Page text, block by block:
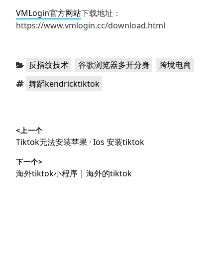
VMLogin官方网站下载地址：
https://www.vmlogin.cc/download.html
分
反指纹技术 ，
谷歌浏览器多开分身 ，跨境电商
标 舞蹈kendricktiktok
章
导
航
<上一个
上
文
章：
Tiktok无法安装苹果 · Ios 安装tiktok
下一个>
下
海外tiktok小程序 | 海外的tiktok